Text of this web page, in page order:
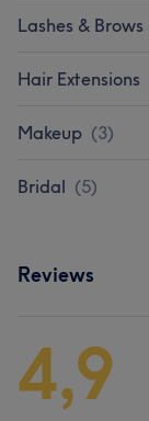
Lashes & Brows
Hair Extensions
Makeup (3)
Bridal (5)
Reviews
4,9